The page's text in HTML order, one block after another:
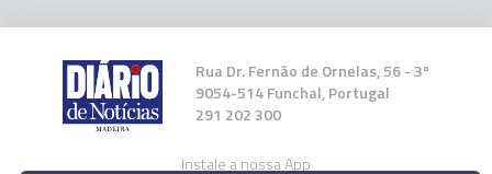
Rua Dr. Fernão de Ornelas, 56 - 3º
9054-514 Funchal, Portugal
291 202 300
Instale a nossa App